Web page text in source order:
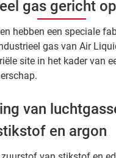
gas gericht
hebben een speciale
gas van Air
site in het kader van
van
en argon